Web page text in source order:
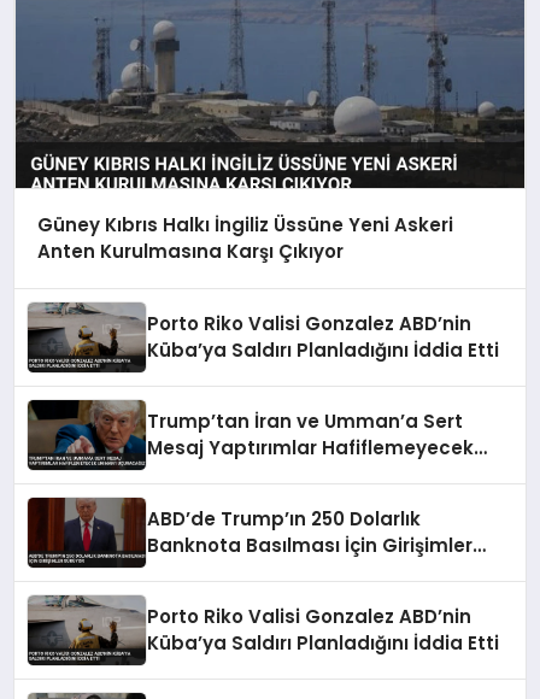
Güney Kıbrıs Halkı İngiliz Üssüne Yeni Askeri
Anten Kurulmasına Karşı Çıkıyor
Porto Riko Valisi Gonzalez ABD’nin
Küba’ya Saldırı Planladığını İddia Etti
Trump’tan İran ve Umman’a Sert
Mesaj Yaptırımlar Hafiflemeyecek
ABD’de Trump’ın 250 Dolarlık
Banknota Basılması İçin Girişimler
Porto Riko Valisi Gonzalez ABD’nin
Küba’ya Saldırı Planladığını İddia Etti